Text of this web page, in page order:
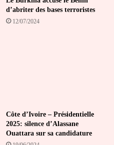
d’abriter des bases terroristes
12/07/2024
Côte d’Ivoire – Présidentielle
2025: silence d’Alassane
Ouattara sur sa candidature